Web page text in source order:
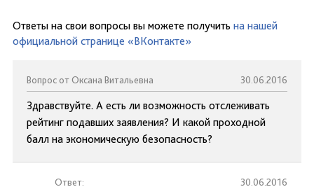
Ответы на свои вопросы вы можете получить на нашей
официальной странице «ВКонтакте»
Вопрос от Оксана Витальевна 30.06.2016
Здравствуйте. А есть ли возможность отслеживать
рейтинг подавших заявления? И какой проходной
балл на экономическую безопасность?
Ответ: 30.06.2016